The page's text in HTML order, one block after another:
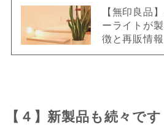
【無印良品
ーライトが
徴と再販情報
【４】新製品も続々です